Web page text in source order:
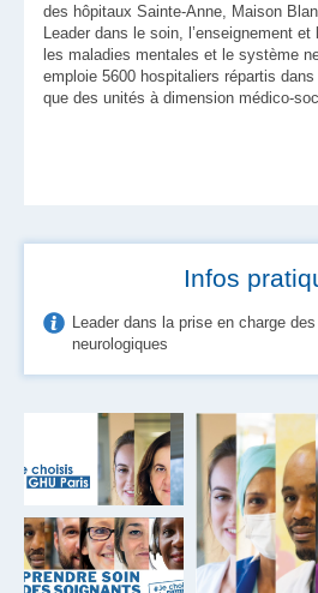
des hôpitaux Sainte-Anne, Maison
Leader dans le soin, l’enseignement
les maladies mentales et le système
emploie 5600 hospitaliers répartis
que des unités à dimension médico-
Infos
Leader dans la prise en charge
neurologiques